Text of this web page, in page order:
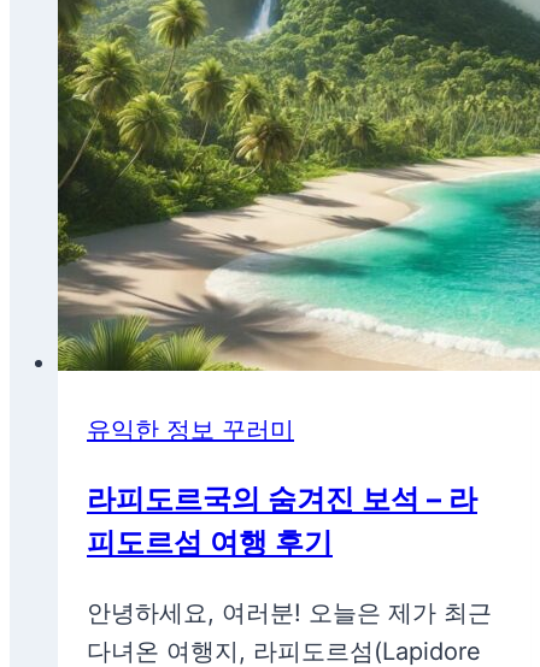
유익한 정보 꾸러미
라피도르국의 숨겨진 보석 – 라
피도르섬 여행 후기
안녕하세요, 여러분! 오늘은 제가 최근
다녀온 여행지, 라피도르섬(Lapidore